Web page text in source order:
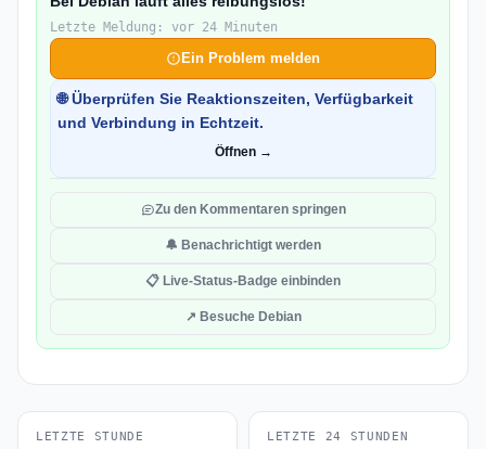
Letzte Meldung: vor 24 Minuten
Ein Problem melden
🌐 Überprüfen Sie Reaktionszeiten, Verfügbarkeit
und Verbindung in Echtzeit.
Öffnen →
Zu den Kommentaren springen
🔔 Benachrichtigt werden
📋 Live-Status-Badge einbinden
↗ Besuche Debian
LETZTE STUNDE LETZTE 24 STUNDEN